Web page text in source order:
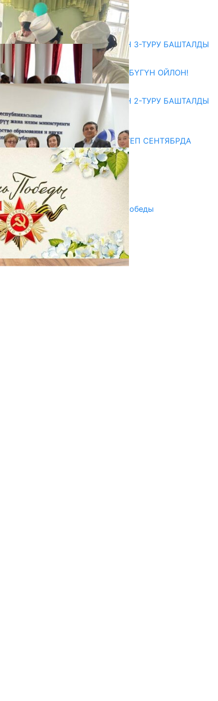
ЖОЛУГУШТУ
07.08.2026
Абитуриент
ЖОЖДОРГО КАБЫЛ АЛУУНУН 3-ТУРУ БАШТАЛДЫ
27.07.2026
ӨЗҮҢДҮН КЕЛЕЧЕГИҢ ҮЧҮН БҮГҮН ОЙЛОН!
20.07.2026
ЖОЖДОРГО КАБЫЛ АЛУУНУН 2-ТУРУ БАШТАЛДЫ
20.07.2026
Медиа
СУЗАКТА 750 ОРУНДУУ МЕКТЕП СЕНТЯБРДА
ПАЙДАЛАНУУГА БЕРИЛЕТ
07.08.2025
Улуу Жеңиштин жандуу сөзү
29.04.2025
Награды в преддверии Дня Победы
29.04.2025